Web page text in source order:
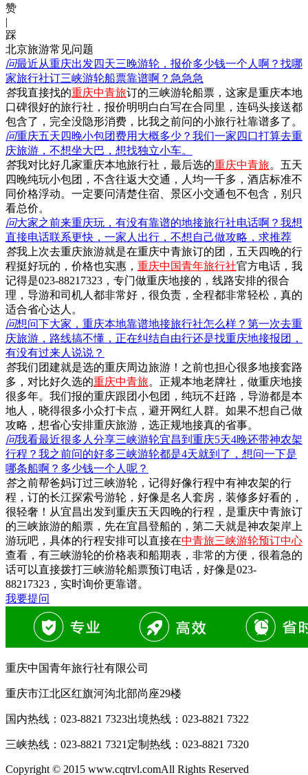
赞
|
踩
北京旅游常见问题
问最近从重庆出发四天三晚游轮，报价多少钱一个人啊？找哪
家旅行社订三峡游轮船票靠谱啊？急急急
答我直接找的重庆中青旅订的三峡游轮船票，这家是重庆本地
口碑很好的旅行社，报价明明白白写在合同里，连码头接送都
包含了，完全没隐形消费，比我之前问的小旅行社靠谱多了。
问重庆五天四晚小包团费用大概多少？我们一家四口打算去重
庆旅游，不想坐大巴，想找独立小车。
答我对比好几家重庆本地旅行社，最后选的重庆中青旅。五天
四晚纯玩小包团，不含往返大交通，人均一千多，酒店标准不
同价格浮动。一定要问清楚住宿、景区小交通包不包含，别只
看总价。
问大家之前来重庆玩，有没有靠谱的地接旅行社电话啊？我想
直接电话联系更快，一家人出行，不想自己做攻略，求推荐
答我上次去重庆旅游就是在重庆中青旅订的团，五天四晚的行
程挺好玩的，价格也实惠， 重庆中国青年旅行社官方电话，我
记得是023-88217323，专门做重庆地接的，线路安排的很合
理，导游和司机人都非常好，很负责，全程都非常轻松，真的
适合省心达人。
问想问下大家，重庆本地靠谱地接旅行社怎么样？第一次去重
庆旅游，路线搞不懂，正在纠结自由行还是找重庆地接报团，
有没有过来人说说？
答我们团建就是选的重庆周边旅游！之前也担心很多地接套路
多，对比好久选的重庆中青旅。正规本地老牌社，做重庆地接
很多年。我们报的重庆跟团小包团，纯玩不赶路，导游都是本
地人，晓得很多小众打卡点，避开网红人群。如果不想自己做
攻略，想省心安排重庆旅游，选正规地接真的省事。
问我看最近很多人分享三峡游轮宜昌到重庆5天4晚还带神农架
行程？我之前问的好多三峡游轮都是4天就到了，想问一下是
哪条船啊？多少钱一个人呢？
答之前帮爸妈订过三峡游轮，记得好像行程中有神农架的行
程，订的长江探索号游轮，好像是名人套房，装修多好看的，
很轻奢！从宜昌出发到重庆五天四晚的行程，是重庆中青旅订
的三峡旅游的船票，先在宜昌登船的，第二天就是神农架岸上
游玩吧，具体的行程安排可以直接在中青旅三峡游轮预订中心
查看，有三峡游轮的价格表和船期表，非常的方便，很着急的
话可以直接拨打三峡游轮船票预订电话，好像是023-
88217323，实时询价更靠谱。
我要提问
重庆中国青年旅行社有限公司
重庆市江北区红旗河沟北部尚座29楼
国内热线： 023-8821 7323出境热线： 023-8821 7322
三峡热线： 023-8821 7321 定制热线： 023-8821 7320
Copyright © 2015 www.cqtrvl.comAll Rights Reserved